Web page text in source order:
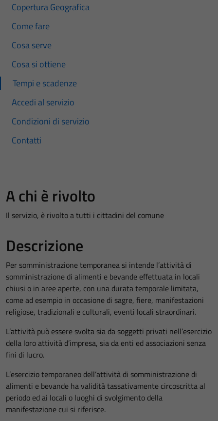
Copertura Geografica
Come fare
Cosa serve
Cosa si ottiene
Tempi e scadenze
Accedi al servizio
Condizioni di servizio
Contatti
A chi è rivolto
Il servizio, è rivolto a tutti i cittadini del comune
Descrizione
Per somministrazione temporanea si intende l’attività di
somministrazione di alimenti e bevande effettuata in locali
chiusi o in aree aperte, con una durata temporale limitata,
come ad esempio in occasione di sagre, fiere, manifestazioni
religiose, tradizionali e culturali, eventi locali straordinari.
L’attività può essere svolta sia da soggetti privati nell’esercizio
della loro attività d’impresa, sia da enti ed associazioni senza
fini di lucro.
L’esercizio temporaneo dell’attività di somministrazione di
alimenti e bevande ha validità tassativamente circoscritta al
periodo ed ai locali o luoghi di svolgimento della
manifestazione cui si riferisce.